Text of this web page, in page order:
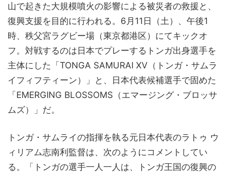
山で起きた大規模噴火の影響による被災者の救援と、
復興支援を目的に行われる。6月11日（土）、午後1
時、秩父宮ラグビー場（東京都港区）にてキックオ
フ。対戦するのは日本でプレーするトンガ出身選手を
主体にした「TONGA SAMURAI XV（トンガ・サムラ
イフィフティーン）」と、日本代表候補選手で固めた
「EMERGING BLOSSOMS（エマージング・ブロッサ
ムズ）」だ。
トンガ・サムライの指揮を執る元日本代表のラトゥ ウ
ィリアム志南利監督は、次のようにコメントしてい
る。「トンガの選手一人一人は、トンガ王国の復興の